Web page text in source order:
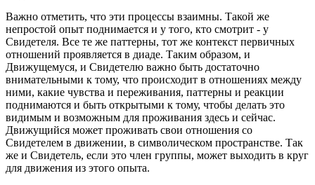
Важно отметить, что эти процессы взаимны. Такой же
непростой опыт поднимается и у того, кто смотрит - у
Свидетеля. Все те же паттерны, тот же контекст первичных
отношений проявляется в диаде. Таким образом, и
Движущемуся, и Свидетелю важно быть достаточно
внимательными к тому, что происходит в отношениях между
ними, какие чувства и переживания, паттерны и реакции
поднимаются и быть открытыми к тому, чтобы делать это
видимым и возможным для проживания здесь и сейчас.
Движущийся может проживать свои отношения со
Свидетелем в движении, в символическом пространстве. Так
же и Свидетель, если это член группы, может выходить в круг
для движения из этого опыта.